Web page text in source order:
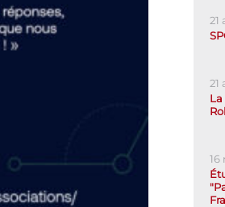
21
21
16